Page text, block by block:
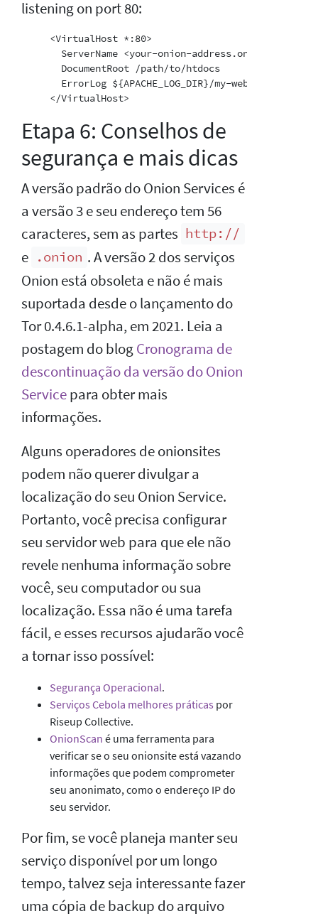
listening on port 80:
     <VirtualHost *:80>
       ServerName <your-onion-address.onion>
       DocumentRoot /path/to/htdocs
       ErrorLog ${APACHE_LOG_DIR}/my-website.log
Etapa 6: Conselhos de
segurança e mais dicas
A versão padrão do Onion Services é
a versão 3 e seu endereço tem 56
caracteres, sem as partes http://
e .onion . A versão 2 dos serviços
Onion está obsoleta e não é mais
suportada desde o lançamento do
Tor 0.4.6.1-alpha, em 2021. Leia a
postagem do blogCronograma de
descontinuação da versão do Onion
Servicepara obter mais
informações.
Alguns operadores de onionsites
podem não querer divulgar a
localização do seu Onion Service.
Portanto, você precisa configurar
seu servidor web para que ele não
revele nenhuma informação sobre
você, seu computador ou sua
localização. Essa não é uma tarefa
fácil, e esses recursos ajudarão você
a tornar isso possível:
Segurança Operacional.
Serviços Cebola melhores práticas por
Riseup Collective.
OnionScan é uma ferramenta para
verificar se o seu onionsite está vazando
informações que podem comprometer
seu anonimato, como o endereço IP do
seu servidor.
Por fim, se você planeja manter seu
serviço disponível por um longo
tempo, talvez seja interessante fazer
uma cópia de backup do arquivo